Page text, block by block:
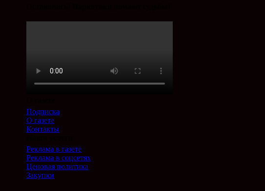
Подписка
О газете
Контакты
Реклама в газете
Реклама в соцсетях
Ценовая политика
Закупки